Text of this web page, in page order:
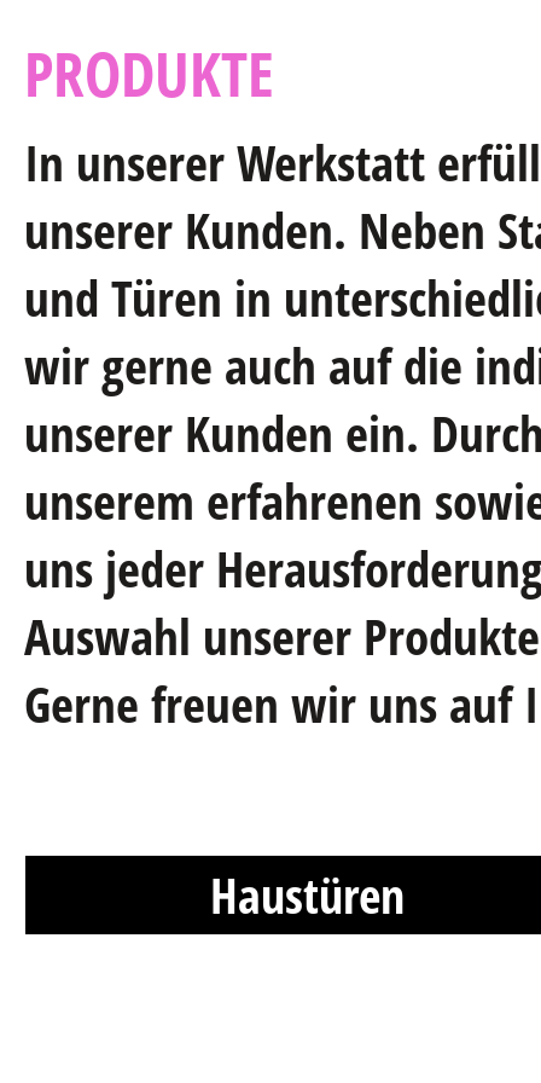
PRODUKTE
In unserer Werkstatt
unserer Kunden. Neben
und Türen in
wir gerne auch auf die
unserer Kunden ein.
unserem erfahrenen
uns jeder
Auswahl unserer
Gerne freuen wir uns auf
Haustüren